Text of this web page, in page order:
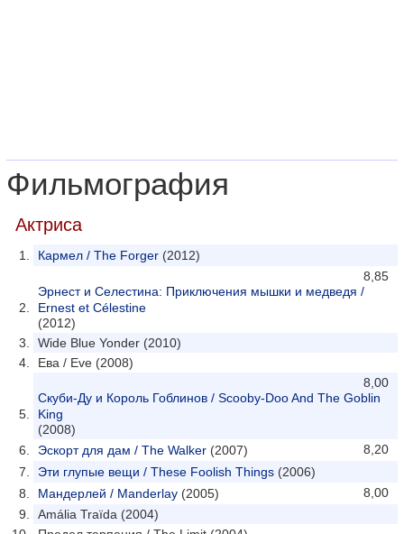
Фильмография
Актриса
Кармел / The Forger (2012)
8,85
Эрнест и Селестина: Приключения мышки и медведя /
Ernest et Célestine
(2012)
Wide Blue Yonder (2010)
Ева / Eve (2008)
8,00
Скуби-Ду и Король Гоблинов / Scooby-Doo And The Goblin
King
(2008)
8,20
Эскорт для дам / The Walker (2007)
Эти глупые вещи / These Foolish Things (2006)
8,00
Мандерлей / Manderlay (2005)
Amália Traïda (2004)